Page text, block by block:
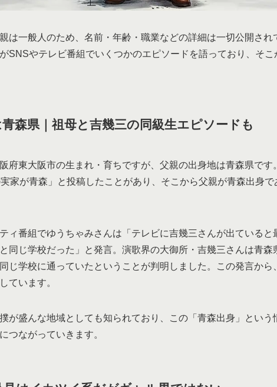
は一般人のため、名前・年齢・職業などの詳細は一切公開され
SNSやテレビ番組でいくつかのエピソードを語っており、そ
森県｜祖母と吉幾三の同級生エピソードも
府東大阪市の生まれ・育ちですが、父親の出身地は青森県です
家が青森」と投稿したことがあり、そこから父親が青森出身
ィ番組でゆうちゃみさんは「テレビに吉幾三さんが出ていると
同じ学校だった」と発言。演歌界の大御所・吉幾三さんは青森
じ学校に通っていたということが判明しました。この発言から
ています。
が盛んな地域としても知られており、この「青森出身」という
つながっていきます。